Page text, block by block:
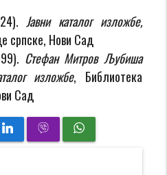
Јавни каталог изложбе,
српске, Нови Сад
Стефан Митров Љубиша
изложбе, Библиотека
Сад